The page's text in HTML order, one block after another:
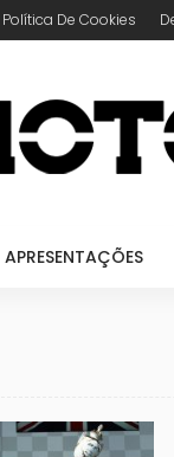
Política De Cookies
APRESENTAÇÕES